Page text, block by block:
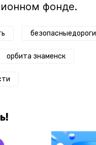
фонде.
безопасныедороги
орбита знаменск